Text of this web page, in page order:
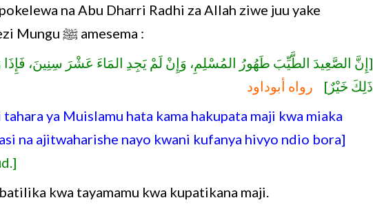
na Abu Dharri Radhi za Allah ziwe juu yake
kwamba Mtume wa mwenyezi Mungu ﷺ amesema :
[إِنَّ الصَّعِيدَ الطَّيِّبَ طَهُورُ المُسْلِمِ، وَإِنْ لَمْ يَجِدِ المَاءَ عَشْرَ سِنِينَ،
ذَلِكَ خَيْرٌ]
رواه أبوداود
ya Muislamu hata kama hakupata maji kwa miaka
na ajitwaharishe nayo kwani kufanya hivyo ndio bora]
kwa tayamamu kwa kupatikana maji.